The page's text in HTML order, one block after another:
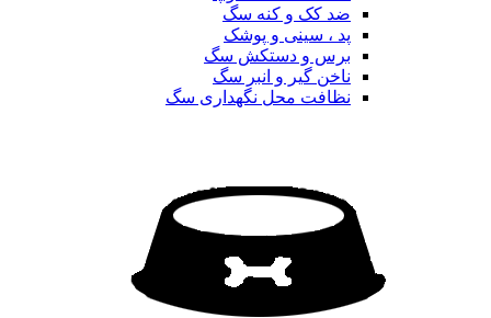
ضد کک و کنه سگ
پد ، سینی و پوشک
برس و دستکش سگ
ناخن گیر و انبر سگ
نظافت محل نگهداری سگ